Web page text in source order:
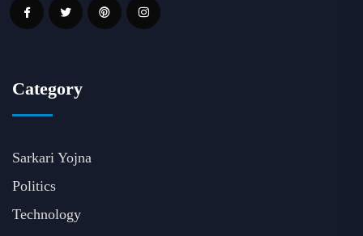
Category
Sarkari Yojna
Politics
Technology